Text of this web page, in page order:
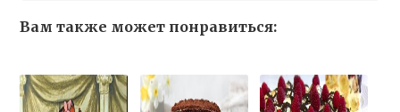
Вам также может понравиться: